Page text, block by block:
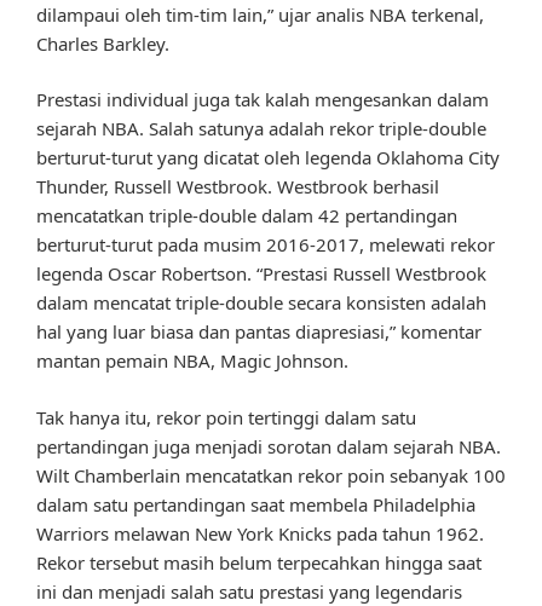
dilampaui oleh tim-tim lain,” ujar analis NBA terkenal,
Charles Barkley.
Prestasi individual juga tak kalah mengesankan dalam
sejarah NBA. Salah satunya adalah rekor triple-double
berturut-turut yang dicatat oleh legenda Oklahoma City
Thunder, Russell Westbrook. Westbrook berhasil
mencatatkan triple-double dalam 42 pertandingan
berturut-turut pada musim 2016-2017, melewati rekor
legenda Oscar Robertson. “Prestasi Russell Westbrook
dalam mencatat triple-double secara konsisten adalah
hal yang luar biasa dan pantas diapresiasi,” komentar
mantan pemain NBA, Magic Johnson.
Tak hanya itu, rekor poin tertinggi dalam satu
pertandingan juga menjadi sorotan dalam sejarah NBA.
Wilt Chamberlain mencatatkan rekor poin sebanyak 100
dalam satu pertandingan saat membela Philadelphia
Warriors melawan New York Knicks pada tahun 1962.
Rekor tersebut masih belum terpecahkan hingga saat
ini dan menjadi salah satu prestasi yang legendaris